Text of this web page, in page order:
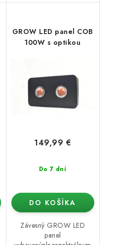
GROW LED panel COB
100W s optikou
Do 7 dní
149,99 €
DO KOŠÍKA
Závesný GROW LED
panel